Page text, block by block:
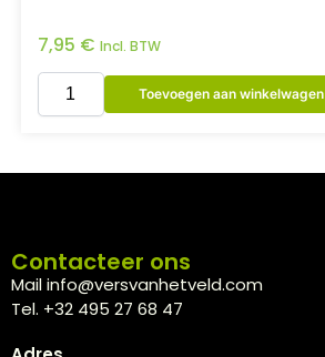
7,95 € Incl. BTW
Toevoegen aan winkelwagen
Contacteer ons
Mail info@versvanhetveld.com
Tel. +32 495 27 68 47